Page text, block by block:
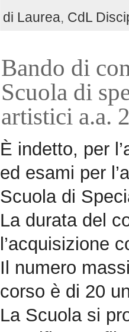
di Laurea, CdL
Bando di
Scuola di
artistici a.a.
È indetto, per
ed esami per
Scuola di
La durata del
l’acquisizione
Il numero
corso è di 20
La Scuola si